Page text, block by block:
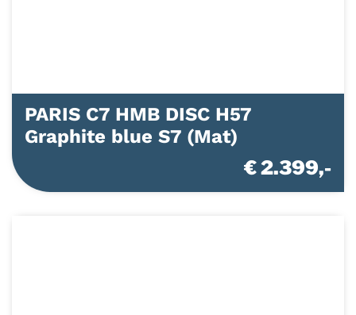
PARIS C7 HMB DISC H57
Graphite blue S7 (Mat)
€ 2.399,-